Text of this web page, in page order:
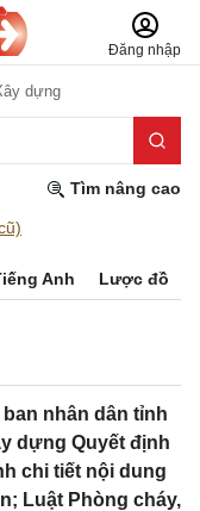
Đăng nhập
dựng
Tìm nâng cao
Anh Lược đồ
nhân dân tỉnh
dựng Quyết định
chi tiết nội dung
Luật Phòng cháy,